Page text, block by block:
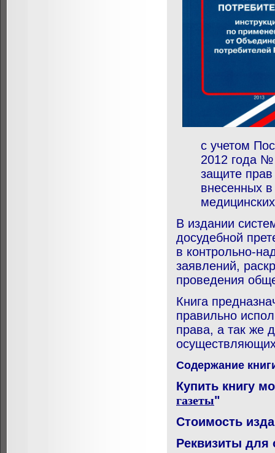
с учетом
2012 года №
защите
внесенных
В издании
досудебной
в контрольно-
заявлений,
проведения
Книга
правильно
права, а так же
осуществляющих
Содержание
Купить книгу
газеты"
Стоимость
Реквизиты для